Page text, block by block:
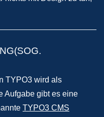
TYPO3 wird als
Aufgabe gibt es eine
TYPO3 CMS